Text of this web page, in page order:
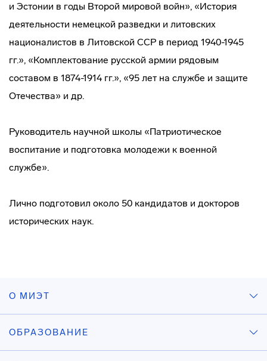
и Эстонии в годы Второй мировой войн», «История
деятельности немецкой разведки и литовских
националистов в Литовской ССР в период 1940-1945
гг.», «Комплектование русской армии рядовым
составом в 1874-1914 гг.», «95 лет на службе и защите
Отечества» и др.
Руководитель научной школы «Патриотическое
воспитание и подготовка молодежи к военной
службе».
Лично подготовил около 50 кандидатов и докторов
исторических наук.
О МИЭТ
ОБРАЗОВАНИЕ